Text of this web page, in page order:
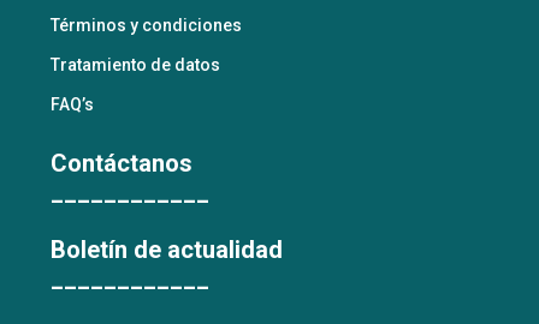
Términos y condiciones
Tratamiento de datos
FAQ’s
Contáctanos
____________
Boletín de actualidad
____________